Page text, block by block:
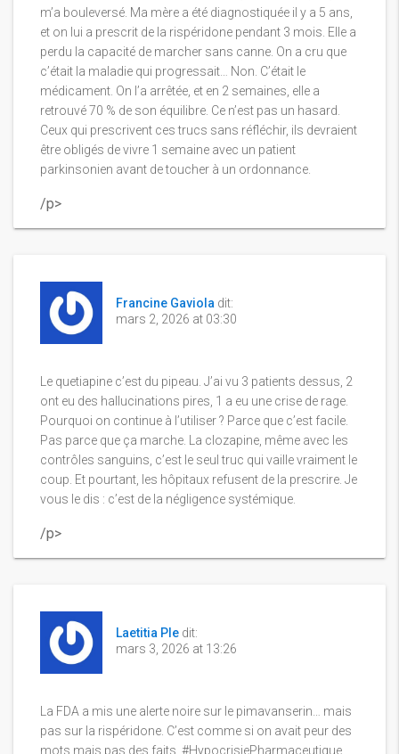
m’a bouleversé. Ma mère a été diagnostiquée il y a 5 ans,
et on lui a prescrit de la rispéridone pendant 3 mois. Elle a
perdu la capacité de marcher sans canne. On a cru que
c’était la maladie qui progressait… Non. C’était le
médicament. On l’a arrêtée, et en 2 semaines, elle a
retrouvé 70 % de son équilibre. Ce n’est pas un hasard.
Ceux qui prescrivent ces trucs sans réfléchir, ils devraient
être obligés de vivre 1 semaine avec un patient
parkinsonien avant de toucher à un ordonnance.
/p>
Francine Gaviola dit:
mars 2, 2026 at 03:30
Le quetiapine c’est du pipeau. J’ai vu 3 patients dessus, 2
ont eu des hallucinations pires, 1 a eu une crise de rage.
Pourquoi on continue à l’utiliser ? Parce que c’est facile.
Pas parce que ça marche. La clozapine, même avec les
contrôles sanguins, c’est le seul truc qui vaille vraiment le
coup. Et pourtant, les hôpitaux refusent de la prescrire. Je
vous le dis : c’est de la négligence systémique.
/p>
Laetitia Ple dit:
mars 3, 2026 at 13:26
La FDA a mis une alerte noire sur le pimavanserin… mais
pas sur la rispéridone. C’est comme si on avait peur des
mots mais pas des faits. #HypocrisiePharmaceutique